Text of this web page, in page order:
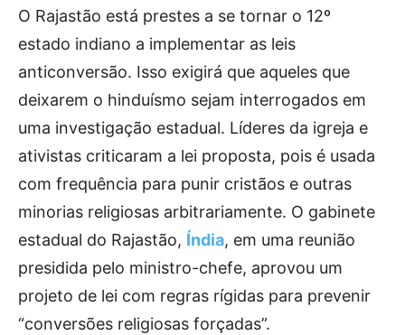
O Rajastão está prestes a se tornar o 12º
estado indiano a implementar as leis
anticonversão. Isso exigirá que aqueles que
deixarem o hinduísmo sejam interrogados em
uma investigação estadual. Líderes da igreja e
ativistas criticaram a lei proposta, pois é usada
com frequência para punir cristãos e outras
minorias religiosas arbitrariamente. O gabinete
estadual do Rajastão, Índia, em uma reunião
presidida pelo ministro-chefe, aprovou um
projeto de lei com regras rígidas para prevenir
“conversões religiosas forçadas”.